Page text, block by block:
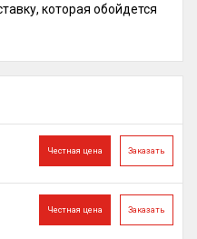
которая обойдется
Заказать
Честная цена
Заказать
Честная цена